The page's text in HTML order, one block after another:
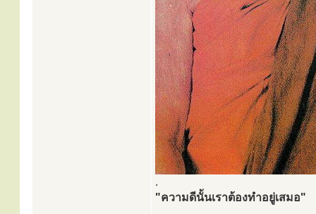
.
"ความดีนั้นเราต้องทำอยู่เสมอ"